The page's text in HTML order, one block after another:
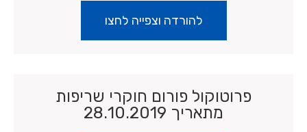
להורדה וצפייה לחצו
פרוטוקול פורום חוקרי שריפות
מתאריך 28.10.2019